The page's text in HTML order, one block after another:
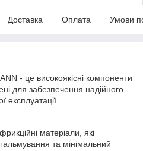
Доставка Оплата Умови
- це високоякісні компоненти
для забезпечення надійного
експлуатації.
матеріали, які
та мінімальний